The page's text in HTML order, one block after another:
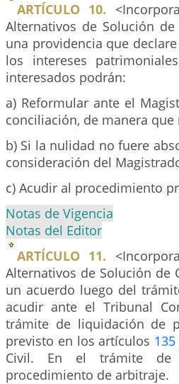
ARTÍCULO 10.
Alternativos de Solución
una providencia que
los intereses
interesados podrán:
a) Reformular ante el
conciliación, de manera
b) Si la nulidad no fuere
consideración del
c) Acudir al procedimiento
Notas de Vigencia
Notas del Editor
ARTÍCULO 11.
Alternativos de Solución de
un acuerdo luego del
acudir ante el Tribunal
trámite de liquidación de
previsto en los artículos 135
Civil. En el trámite de
procedimiento de arbitraje.